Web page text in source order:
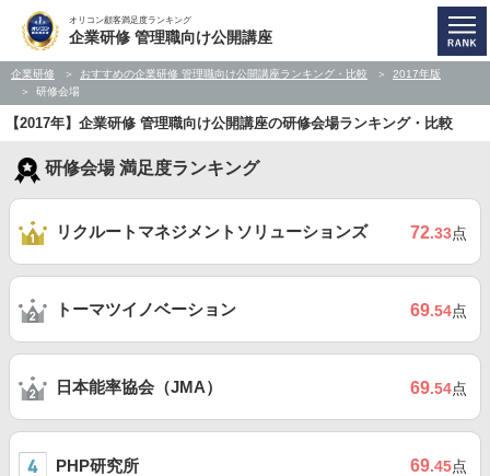
オリコン顧客満足度ランキング
企業研修 管理職向け公開講座
企業研修 おすすめの企業研修 管理職向け公開講座ランキング・比較
2017年版
研修会場
【2017年】企業研修 管理職向け公開講座の研修会場ランキング・比較
研修会場 満足度ランキング
リクルートマネジメントソリューションズ 72.33点
トーマツイノベーション 69.54点
日本能率協会（JMA） 69.54点
PHP研究所 69.45点